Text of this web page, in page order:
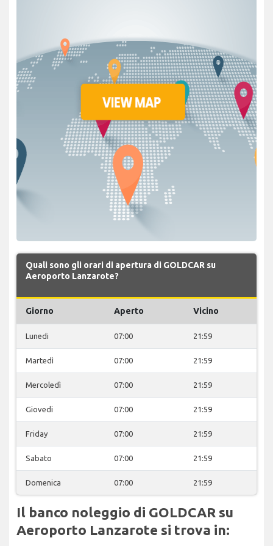
Quali sono gli orari di apertura di GOLDCAR su
Aeroporto Lanzarote?
Giorno Aperto Vicino
Lunedi 07:00 21:59
Martedì 07:00 21:59
Mercoledì 07:00 21:59
Giovedi 07:00 21:59
Friday 07:00 21:59
Sabato 07:00 21:59
Domenica 07:00 21:59
Il banco noleggio di GOLDCAR su
Aeroporto Lanzarote si trova in: